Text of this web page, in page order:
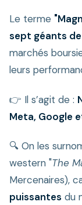
Le terme
sept géants
marchés
leurs
👉 Il s’agit de :
Meta, Google
🔍 On les
western "The
Mercenaires),
puissantes du